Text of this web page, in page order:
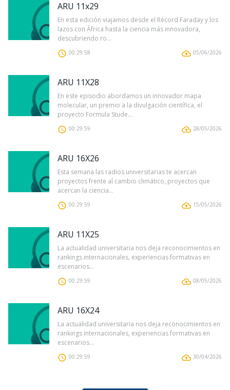
ARU 11x29
En esta edición viajamos desde el Récord Faraday y los
lazos con África hasta la ciencia más innovadora,
descubriendo ro...
00:29:58 05/06/2026
ARU 11X28
En este episodio abordamos un innovador mapa
molecular, un premio a la divulgación científica, el
proyecto Formula Stude...
00:29:59 28/05/2026
ARU 16X26
Esta semana las radios universitarias te acercan
proyectos frente al cambio climático, proyectos que
acercan la ciencia...
00:29:59 15/05/2026
ARU 11X25
La actualidad universitaria nos deja reconocimientos en
rankings internacionales, experiencias formativas en
escenarios...
00:29:59 08/05/2026
ARU 16X24
La actualidad universitaria nos deja reconocimientos en
rankings internacionales, experiencias formativas en
escenarios...
00:29:59 30/04/2026